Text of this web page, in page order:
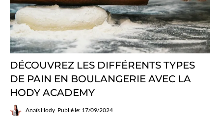
DÉCOUVREZ LES DIFFÉRENTS TYPES
DE PAIN EN BOULANGERIE AVEC LA
HODY ACADEMY
Anaïs Hody Publié le: 17/09/2024